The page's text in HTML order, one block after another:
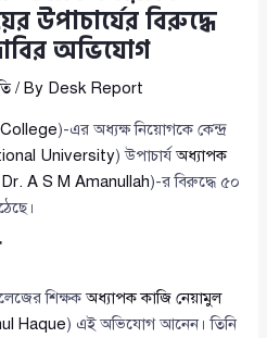
উপাচার্যের বিরুদ্ধে
অভিযোগ
/ By Desk Report
)-এর অধ্যক্ষ নিয়োগকে কেন্দ্র
University) উপাচার্যঅধ্যাপক
A S M Amanullah)-র বিরুদ্ধে ৫০
শিক্ষকঅধ্যাপক কাজি নেয়ামুল
Haque) এই অভিযোগ আনেন। তিনি